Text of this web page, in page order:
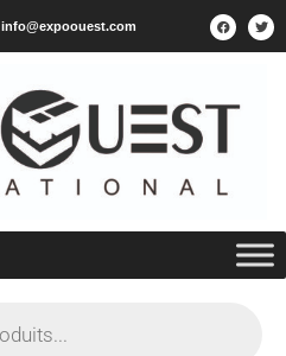
info@expoouest.com